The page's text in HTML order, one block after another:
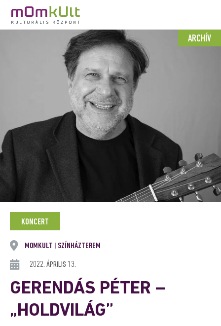
ARCHÍV
KONCERT
MOMKULT SZÍNHÁZTEREM
2022. ÁPRILIS 13.
GERENDÁS PÉTER –
„HOLDVILÁG”